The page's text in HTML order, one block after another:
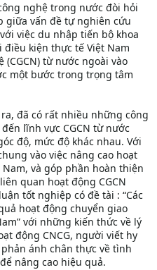
nghệ trong nước đòi hỏi
giữa vấn đề tự nghiên cứu
việc du nhập tiến bộ khoa
kiện thực tế Việt Nam
từ nước ngoài vào
một bước trong trọng tâm
đã có rất nhiều những công
lĩnh vực CGCN từ nước
độ, mức độ khác nhau. Với
vào việc nâng cao hoạt
và góp phần hoàn thiện
quan hoạt động CGCN
tốt nghiệp có đề tài : “Các
hoạt động chuyển giao
với những kiến thức về lý
động CNCG, người viết hy
ánh chân thực về tình
nâng cao hiệu quả.